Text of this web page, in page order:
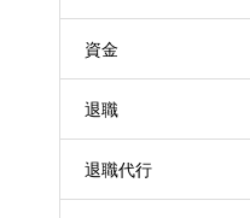
資金
退職
退職代行